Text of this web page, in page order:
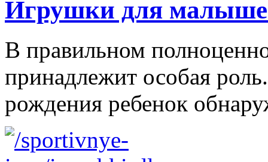
Игрушки для
В правильном
принадлежит особая
рождения ребенок